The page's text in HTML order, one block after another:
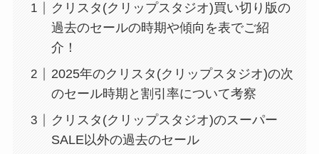
クリスタ(クリップスタジオ)買い切り版の
過去のセールの時期や傾向を表でご紹
介！
2025年のクリスタ(クリップスタジオ)の次
のセール時期と割引率について考察
クリスタ(クリップスタジオ)のスーパー
SALE以外の過去のセール